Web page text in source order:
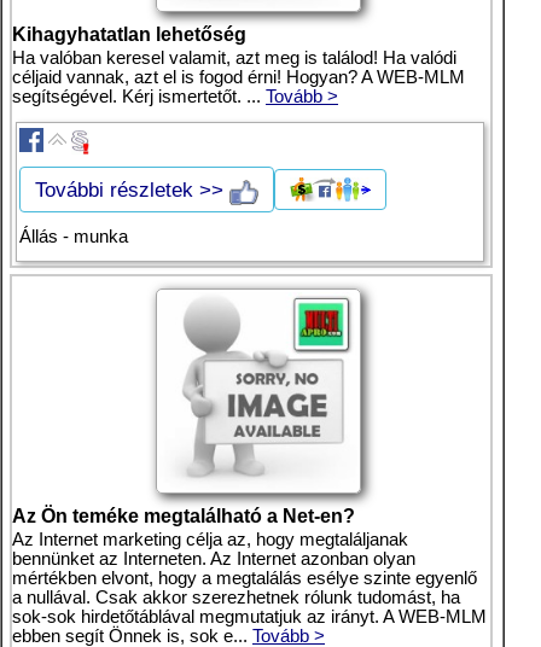
Kihagyhatatlan lehetőség
Ha valóban keresel valamit, azt meg is találod! Ha valódi
céljaid vannak, azt el is fogod érni! Hogyan? A WEB-MLM
segítségével. Kérj ismertetőt. ... Tovább >
További részletek >>
Állás - munka
Az Ön teméke megtalálható a Net-en?
Az Internet marketing célja az, hogy megtaláljanak
bennünket az Interneten. Az Internet azonban olyan
mértékben elvont, hogy a megtalálás esélye szinte egyenlő
a nullával. Csak akkor szerezhetnek rólunk tudomást, ha
sok-sok hirdetőtáblával megmutatjuk az irányt. A WEB-MLM
ebben segít Önnek is, sok e... Tovább >